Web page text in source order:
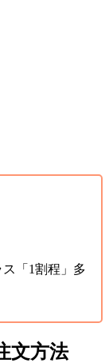
「1割程」多
文方法